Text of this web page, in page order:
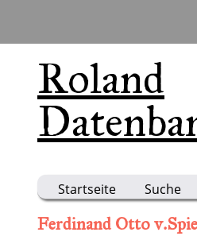
Roland
Startseite Suche
Ferdinand Otto